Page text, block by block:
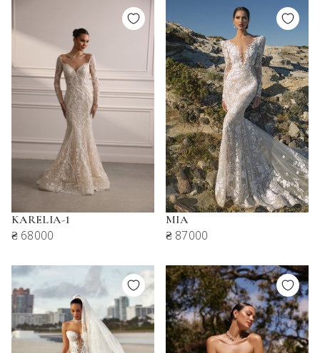
KARELIA-1
₴ 68000
MIA
₴ 87000